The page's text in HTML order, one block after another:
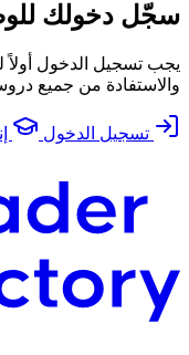
سجّل دخولك
يجب تسجيل الدخول
والاستفادة من جميع
تسجيل الدخول